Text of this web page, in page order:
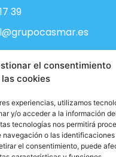
el consentimiento
las cookies
experiencias, utilizamos
y/o acceder a la información
tecnologías nos permitirá
navegación o las
el consentimiento, puede
39
SOCIAL MEDIA